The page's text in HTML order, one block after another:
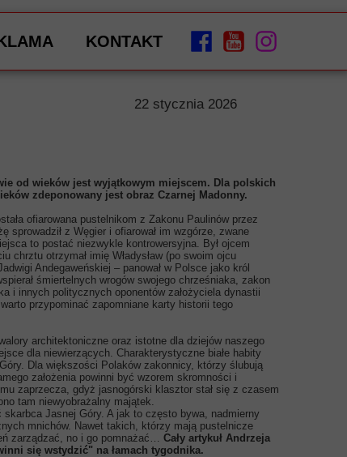
22 stycznia 2026
od wieków jest wyjątkowym miejscem. Dla polskich
zdeponowany jest obraz Czarnej Madonny.
ofiarowana pustelnikom z Zakonu Paulinów przez
sprowadził z Węgier i ofiarował im wzgórze, zwane
to postać niezwykle kontrowersyjna. Był ojcem
chrztu otrzymał imię Władysław (po swoim ojcu
Andegaweńskiej – panował w Polsce jako król
śmiertelnych wrogów swojego chrześniaka, zakon
i innych politycznych oponentów założyciela dynastii
przypominać zapomniane karty historii tego
architektoniczne oraz istotne dla dziejów naszego
dla niewierzących. Charakterystyczne białe habity
Dla większości Polaków zakonnicy, którzy ślubują
założenia powinni być wzorem skromności i
zaprzecza, gdyż jasnogórski klasztor stał się z czasem
tam niewyobrażalny majątek.
Jasnej Góry. A jak to często bywa, nadmierny
mnichów. Nawet takich, którzy mają pustelnicze
zarządzać, no i go pomnażać… Cały artykuł Andrzeja
się wstydzić" na łamach tygodnika.
KONTAKT